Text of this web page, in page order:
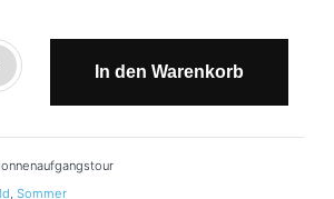
In den Warenkorb
Sommer